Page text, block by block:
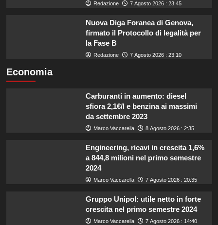
Redazione 7 Agosto 2026 : 23:45
Nuova Diga Foranea di Genova,
firmato il Protocollo di legalità per
la Fase B
Redazione 7 Agosto 2026 : 23:10
Economia
Carburanti in aumento: diesel
sfiora 2,1€/l e benzina ai massimi
da settembre 2023
Marco Vaccarella 8 Agosto 2026 : 2:35
Engineering, ricavi in crescita 1,6%
a 844,8 milioni nel primo semestre
2024
Marco Vaccarella 7 Agosto 2026 : 20:35
Gruppo Unipol: utile netto in forte
crescita nel primo semestre 2024
Marco Vaccarella 7 Agosto 2026 : 14:40